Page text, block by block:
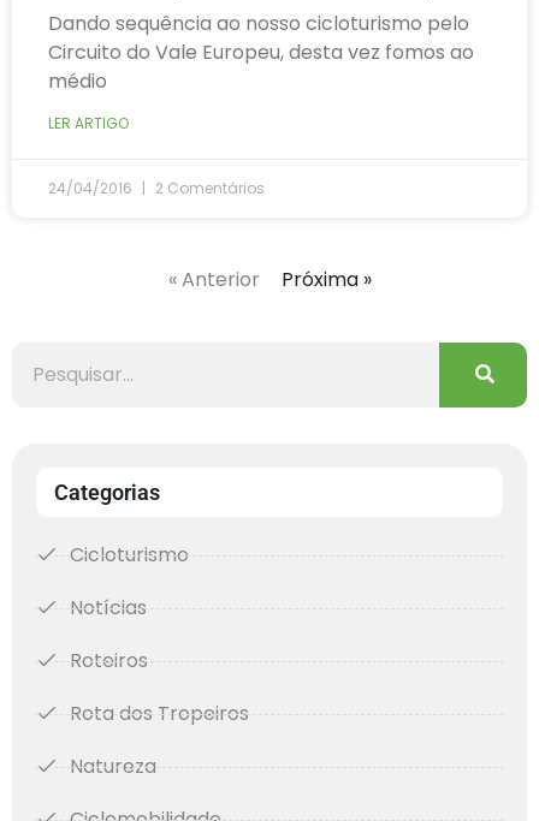
Dando sequência ao nosso cicloturismo pelo
Circuito do Vale Europeu, desta vez fomos ao
médio
LER ARTIGO
24/04/2016 2 Comentários
« Anterior Próxima »
Categorias
Cicloturismo
Notícias
Roteiros
Rota dos Tropeiros
Natureza